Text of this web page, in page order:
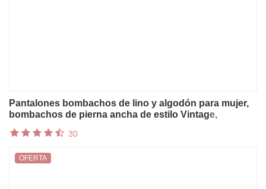
Pantalones bombachos de lino y algodón para mujer,
bombachos de pierna ancha de estilo Vintage,
sólida, S-5XL primavera y verano, 2023
30
OFERTA